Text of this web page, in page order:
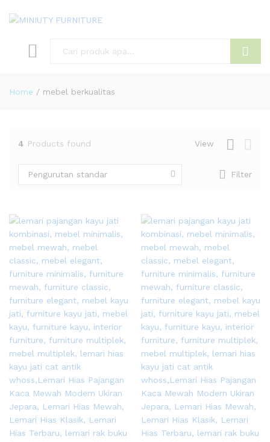
Home / mebel berkualitas
4 Products found View
Filter
Pengurutan standar